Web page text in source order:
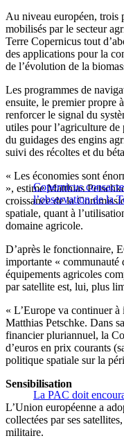
Au niveau européen, trois
mobilisés par le secteur
Terre Copernicus tout
des applications pour la
de l’évolution de la
Les programmes de
ensuite, le premier propre
renforcer le signal du
utiles pour l’agriculture de
du guidages des engins
suivi des récoltes et du
Copernicus
l’observation de la
« Les économies sont
», estime Matthias
croissance de la
spatiale, quant à
domaine agricole.
D’après le fonctionnaire,
importante « communauté
équipements agricoles
par satellite est, lui, plus
« L’Europe va continuer
Matthias Petschke. Dans
financier pluriannuel, la
d’euros en prix courants
politique spatiale sur la
La PAC doit
Sensibilisation
L’Union européenne a
collectées par ses
militaire.